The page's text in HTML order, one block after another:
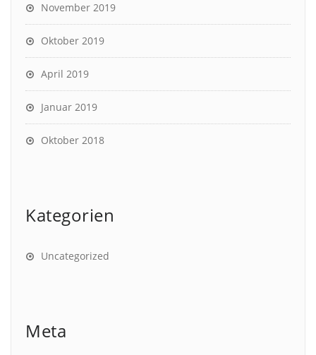
November 2019
Oktober 2019
April 2019
Januar 2019
Oktober 2018
Kategorien
Uncategorized
Meta